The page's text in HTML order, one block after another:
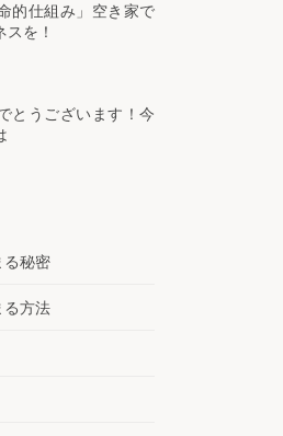
的仕組み」空き家で
を！
とうございます！今
る秘密
る方法